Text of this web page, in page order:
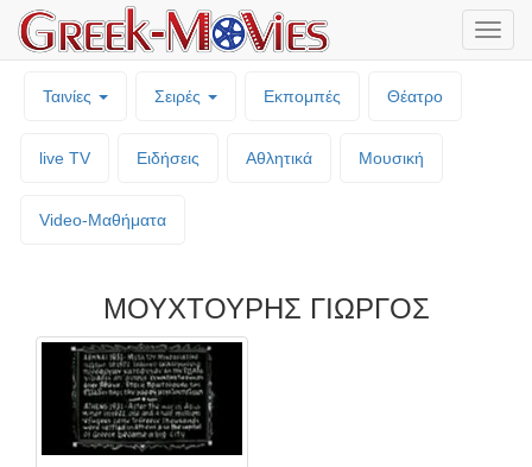
Ταινίες Σειρές Εκπομπές Θέατρο
live TV Ειδήσεις Αθλητικά Μουσική
Video-Mαθήματα
ΜΟΥΧΤΟΥΡΗΣ ΓΙΩΡΓΟΣ